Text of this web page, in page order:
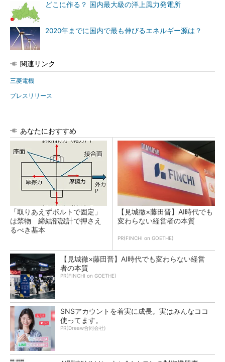
どこに作る？ 国内最大級の洋上風力発電所
2020年までに国内で最も伸びるエネルギー源は？
関連リンク
三菱電機
プレスリリース
あなたにおすすめ
「取りあえずボルトで固定」
は禁物 締結部設計で押さえ
るべき基本
【見城徹×藤田晋】AI時代でも
変わらない経営者の本質
PR(FINCHI on GOETHE)
【見城徹×藤田晋】AI時代でも変わらない経営
者の本質
PR(FINCHI on GOETHE)
SNSアカウントを着実に成長。実はみんなココ
使ってます。
PR(Dreaw合同会社)